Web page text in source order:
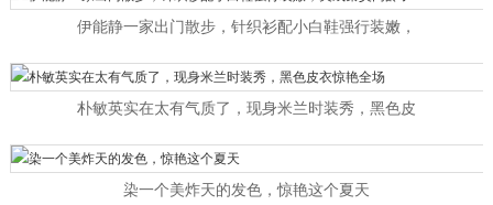
伊能静一家出门散步，针织衫配小白鞋强行装嫩，
朴敏英实在太有气质了，现身米兰时装秀，黑色皮
染一个美炸天的发色，惊艳这个夏天